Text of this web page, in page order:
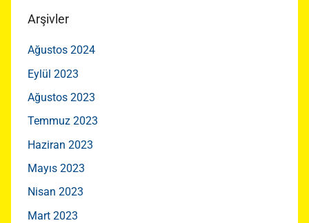
Arşivler
Ağustos 2024
Eylül 2023
Ağustos 2023
Temmuz 2023
Haziran 2023
Mayıs 2023
Nisan 2023
Mart 2023